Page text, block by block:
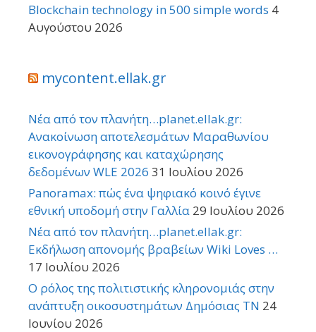
Blockchain technology in 500 simple words 4
Αυγούστου 2026
mycontent.ellak.gr
Νέα από τον πλανήτη…planet.ellak.gr:
Ανακοίνωση αποτελεσμάτων Μαραθωνίου
εικονογράφησης και καταχώρησης
δεδομένων WLE 2026 31 Ιουλίου 2026
Panoramax: πώς ένα ψηφιακό κοινό έγινε
εθνική υποδομή στην Γαλλία 29 Ιουλίου 2026
Νέα από τον πλανήτη…planet.ellak.gr:
Εκδήλωση απονομής βραβείων Wiki Loves …
17 Ιουλίου 2026
Ο ρόλος της πολιτιστικής κληρονομιάς στην
ανάπτυξη οικοσυστημάτων Δημόσιας TN 24
Ιουνίου 2026